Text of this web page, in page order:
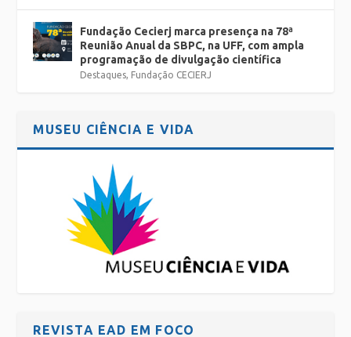
Fundação Cecierj marca presença na 78ª
Reunião Anual da SBPC, na UFF, com ampla
programação de divulgação científica
Destaques, Fundação CECIERJ
MUSEU CIÊNCIA E VIDA
REVISTA EAD EM FOCO